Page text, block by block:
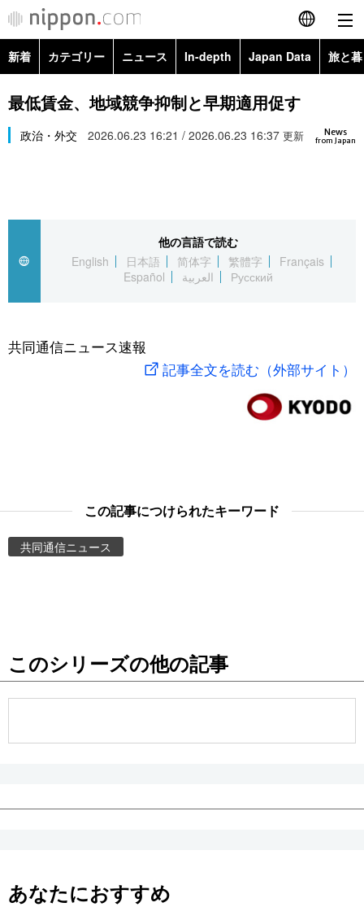
English
简体字
繁體字
العربية
社会
旅と暮らし
東京
新着 カテゴリー ニュース In-depth Japan Data 旅と
政治・外交
経済・ビジネス
社会
文化
科学・技術
暮らし
Topics
Images
お知らせ
最低賃金、地域競争抑制と早期適用促す
News
from Japan
政治・外交 2026.06.23 16:21 / 2026.06.23 16:37 更新
他の言語で読む
English
日本語 简体字 繁體字
Français
Español
العربية Русский
共同通信ニュース速報
記事全文を読む（外部サイト）
この記事につけられたキーワード
共同通信ニュース
このシリーズの他の記事
あなたにおすすめ